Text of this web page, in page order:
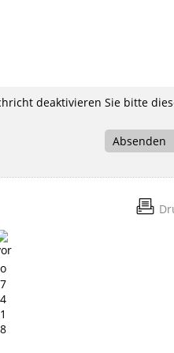
deaktivieren Sie bitte
Absenden